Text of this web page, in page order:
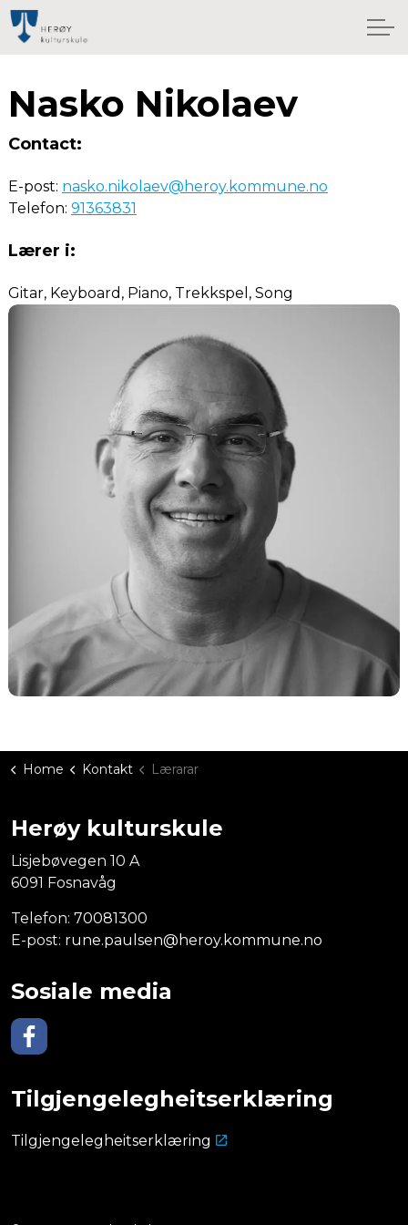
Nasko Nikolaev
Contact:
E-post: nasko.nikolaev@heroy.kommune.no
Telefon: 91363831
Lærer i:
Gitar, Keyboard, Piano, Trekkspel, Song
Home Kontakt Lærarar
Herøy kulturskule
Lisjebøvegen 10 A
6091 Fosnavåg
Telefon: 70081300
E-post: rune.paulsen@heroy.kommune.no
Sosiale media
Tilgjengelegheitserklæring
Tilgjengelegheitserklæring